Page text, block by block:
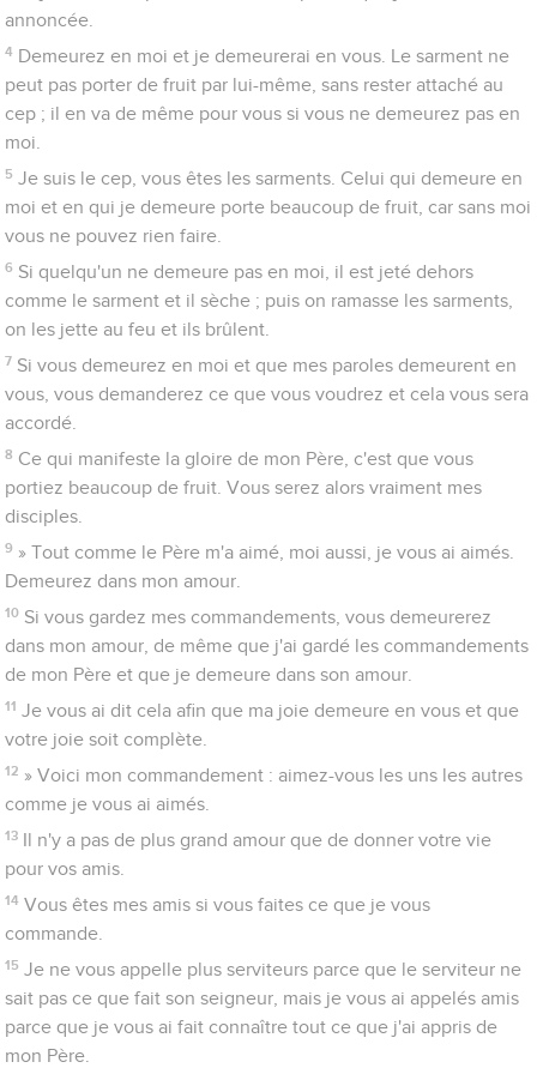
annoncée.
4 Demeurez en moi et je demeurerai en vous. Le sarment ne
peut pas porter de fruit par lui-même, sans rester attaché au
cep ; il en va de même pour vous si vous ne demeurez pas en
moi.
5 Je suis le cep, vous êtes les sarments. Celui qui demeure en
moi et en qui je demeure porte beaucoup de fruit, car sans moi
vous ne pouvez rien faire.
6 Si quelqu'un ne demeure pas en moi, il est jeté dehors
comme le sarment et il sèche ; puis on ramasse les sarments,
on les jette au feu et ils brûlent.
7 Si vous demeurez en moi et que mes paroles demeurent en
vous, vous demanderez ce que vous voudrez et cela vous sera
accordé.
8 Ce qui manifeste la gloire de mon Père, c'est que vous
portiez beaucoup de fruit. Vous serez alors vraiment mes
disciples.
9 » Tout comme le Père m'a aimé, moi aussi, je vous ai aimés.
Demeurez dans mon amour.
10 Si vous gardez mes commandements, vous demeurerez
dans mon amour, de même que j'ai gardé les commandements
de mon Père et que je demeure dans son amour.
11 Je vous ai dit cela afin que ma joie demeure en vous et que
votre joie soit complète.
12 » Voici mon commandement : aimez-vous les uns les autres
comme je vous ai aimés.
13 Il n'y a pas de plus grand amour que de donner votre vie
pour vos amis.
14 Vous êtes mes amis si vous faites ce que je vous
commande.
15 Je ne vous appelle plus serviteurs parce que le serviteur ne
sait pas ce que fait son seigneur, mais je vous ai appelés amis
parce que je vous ai fait connaître tout ce que j'ai appris de
mon Père.